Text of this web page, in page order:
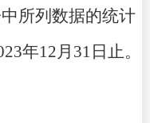
所列数据的统计
年12月31日止。